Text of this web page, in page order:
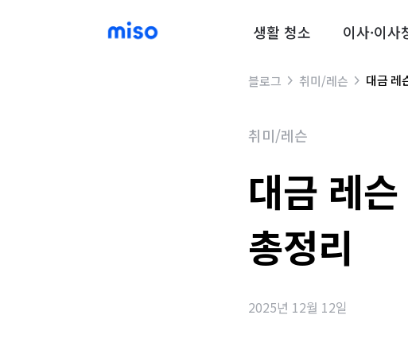
생활 청소 이사·이사
블로그 취미/레슨 대금 레
취미/레슨
대금 레
총정리
2025년 12월 12일